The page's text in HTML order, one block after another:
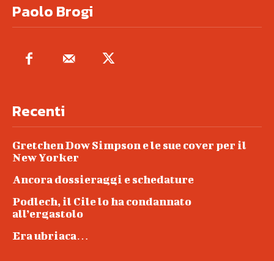
Paolo Brogi
Recenti
Gretchen Dow Simpson e le sue cover per il
New Yorker
Ancora dossieraggi e schedature
Podlech, il Cile lo ha condannato
all’ergastolo
Era ubriaca…